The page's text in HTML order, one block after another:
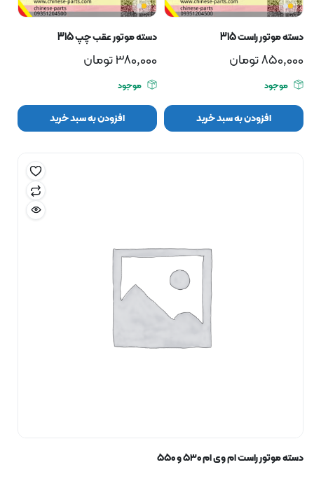
دسته موتور راست 315
850,000تومان
موجود
افزودن به سبد خرید
دسته موتور عقب چپ 315
380,000تومان
موجود
افزودن به سبد خرید
دسته موتور راست ام وی ام ۵۳۰ و ۵۵۰